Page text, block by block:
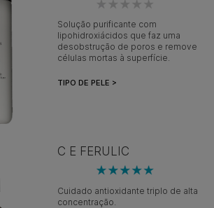
Solução purificante com
lipohidroxiácidos que faz uma
desobstrução de poros e remove
células mortas à superfície.
TIPO DE PELE >
C E FERULIC
Cuidado antioxidante triplo de alta
concentração.